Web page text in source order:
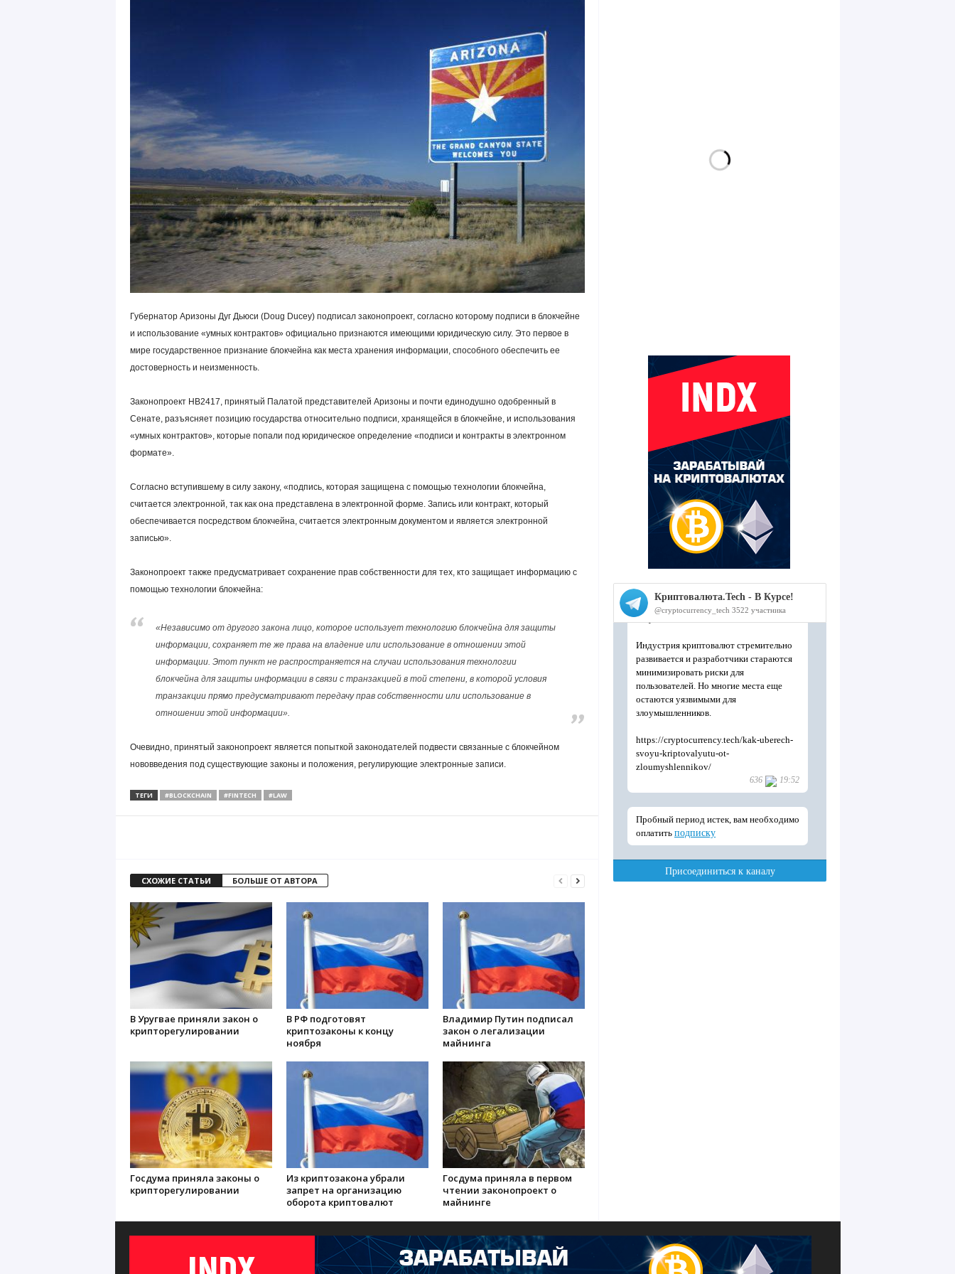
Губернатор Аризоны Дуг Дьюси (Doug Ducey) подписал законопроект, согласно которому подписи в блокчейне
и использование «умных контрактов» официально признаются имеющими юридическую силу. Это первое в
мире государственное признание блокчейна как места хранения информации, способного обеспечить ее
достоверность и неизменность.
Законопроект HB2417, принятый Палатой представителей Аризоны и почти единодушно одобренный в ​​
Сенате, разъясняет позицию государства относительно подписи, хранящейся в блокчейне, и использования
«умных контрактов», которые попали под юридическое определение «подписи и контракты в электронном
формате».
Согласно вступившему в силу закону, «подпись, которая защищена с помощью технологии блокчейна,
считается электронной, так как она представлена в электронной форме. Запись или контракт, который
обеспечивается посредством блокчейна, считается электронным документом и является электронной
записью».
Законопроект также предусматривает сохранение прав собственности для тех, кто защищает информацию с
помощью технологии блокчейна:
«Независимо от другого закона лицо, которое использует технологию блокчейна для защиты
информации, сохраняет те же права на владение или использование в отношении этой
информации. Этот пункт не распространяется на случаи использования технологии
блокчейна для защиты информации в связи с транзакцией в той степени, в которой условия
транзакции прямо предусматривают передачу прав собственности или использование в
отношении этой информации».
Очевидно, принятый законопроект является попыткой законодателей подвести связанные с блокчейном
нововведения под существующие законы и положения, регулирующие электронные записи.
ТЕГИ #BLOCKCHAIN #FINTECH #LAW
СХОЖИЕ СТАТЬИ БОЛЬШЕ ОТ АВТОРА
В Уругвае приняли закон о
крипторегулировании
В РФ подготовят
криптозаконы к концу
ноября
Владимир Путин подписал
закон о легализации
майнинга
Госдума приняла законы о
крипторегулировании
Из криптозакона убрали
запрет на организацию
оборота криптовалют
Госдума приняла в первом
чтении законопроект о
майнинге